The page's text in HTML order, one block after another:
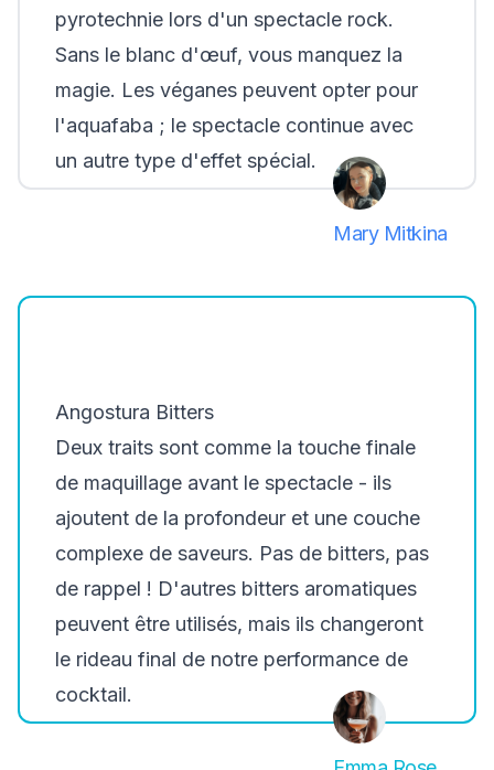
pyrotechnie lors d'un spectacle rock.
Sans le blanc d'œuf, vous manquez la
magie. Les véganes peuvent opter pour
l'aquafaba ; le spectacle continue avec
un autre type d'effet spécial.
Mary Mitkina
Angostura Bitters
Deux traits sont comme la touche finale
de maquillage avant le spectacle - ils
ajoutent de la profondeur et une couche
complexe de saveurs. Pas de bitters, pas
de rappel ! D'autres bitters aromatiques
peuvent être utilisés, mais ils changeront
le rideau final de notre performance de
cocktail.